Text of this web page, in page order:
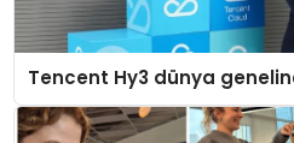
Tencent Hy3 dünya